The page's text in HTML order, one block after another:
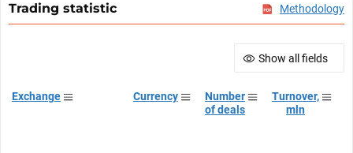
Trading statistic Methodology
Show all fields
Exchange Currency
Number
of deals
Turnover,
mln